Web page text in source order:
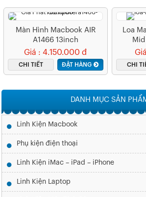
Màn Hình Macbook AIR
A1466 13inch
Giá : 4.150.000 đ
CHI TIẾT ĐẶT HÀNG
Loa
CHI
DANH MỤC SẢN
Linh Kiện Macbook
Phụ kiện điện thoại
Linh Kiện iMac – iPad – iPhone
Linh Kiện Laptop